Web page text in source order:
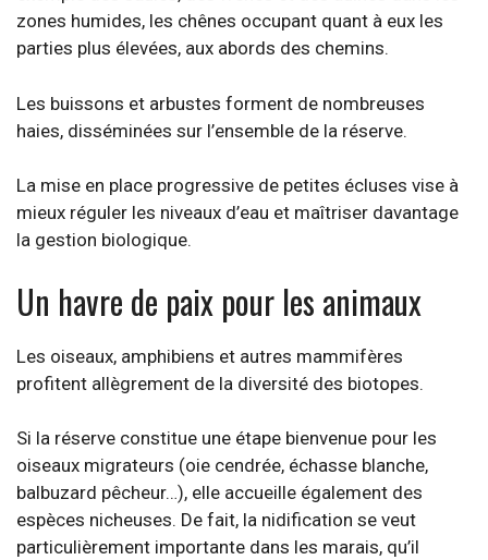
zones humides, les chênes occupant quant à eux les
parties plus élevées, aux abords des chemins.
Les buissons et arbustes forment de nombreuses
haies, disséminées sur l’ensemble de la réserve.
La mise en place progressive de petites écluses vise à
mieux réguler les niveaux d’eau et maîtriser davantage
la gestion biologique.
Un havre de paix pour les animaux
Les oiseaux, amphibiens et autres mammifères
profitent allègrement de la diversité des biotopes.
Si la réserve constitue une étape bienvenue pour les
oiseaux migrateurs (oie cendrée, échasse blanche,
balbuzard pêcheur…), elle accueille également des
espèces nicheuses. De fait, la nidification se veut
particulièrement importante dans les marais, qu’il